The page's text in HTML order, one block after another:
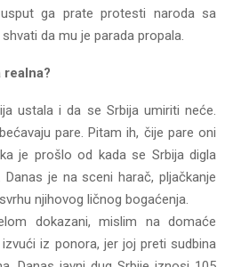
ga prate protesti naroda sa
da mu je parada propala.
realna?
ustala i da se Srbija umiriti neće.
pare. Pitam ih, čije pare oni
je prošlo od kada se Srbija digla
je na sceni harač, pljačkanje
njihovog ličnog bogaćenja.
dokazani, mislim na domaće
iz ponora, jer joj preti sudbina